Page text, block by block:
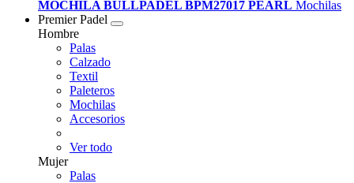
MOCHILA BULLPADEL BPM27017 PEARL Mochilas
Premier Padel
Hombre
Palas
Calzado
Textil
Paleteros
Mochilas
Accesorios
Ver todo
Mujer
Palas